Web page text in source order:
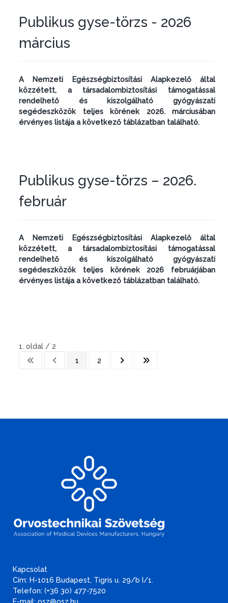
Publikus gyse-törzs - 2026
március
A Nemzeti Egészségbiztosítási Alapkezelő által
közzétett, a társadalombiztosítási támogatással
rendelhető és kiszolgálható gyógyászati
segédeszközök teljes körének 2026. márciusában
érvényes listája a következő táblázatban található.
Publikus gyse-törzs – 2026.
február
A Nemzeti Egészségbiztosítási Alapkezelő által
közzétett, a társadalombiztosítási támogatással
rendelhető és kiszolgálható gyógyászati
segédeszközök teljes körének 2026 februárjában
érvényes listája a következő táblázatban található.
1. oldal / 2
1
2
Kapcsolat
Cím: H-1016 Budapest, Tigris u. 29/b I/1.
Telefon: (+36 30) 477-7520
E-mail: osz@osz.hu